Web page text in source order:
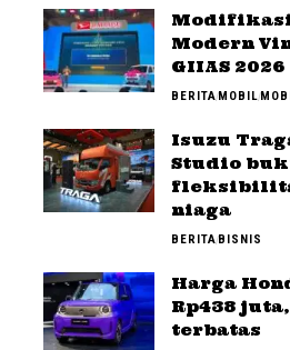
Modifikasi
Modern
GIIAS 2026
BERITAMOBIL
Isuzu
Studio
niaga
BERITABISNIS
Harga
Rp438
terbatas